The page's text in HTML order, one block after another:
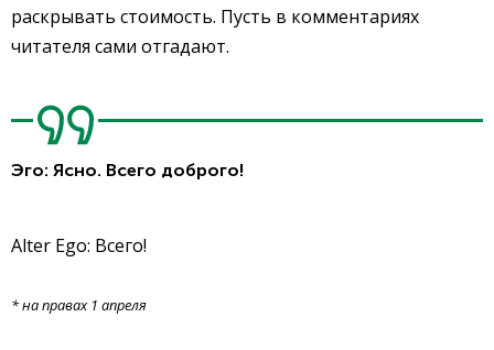
раскрывать стоимость. Пусть в комментариях
читателя сами отгадают.
Эго: Ясно. Всего доброго!
Alter Ego: Всего!
* на правах 1 апреля